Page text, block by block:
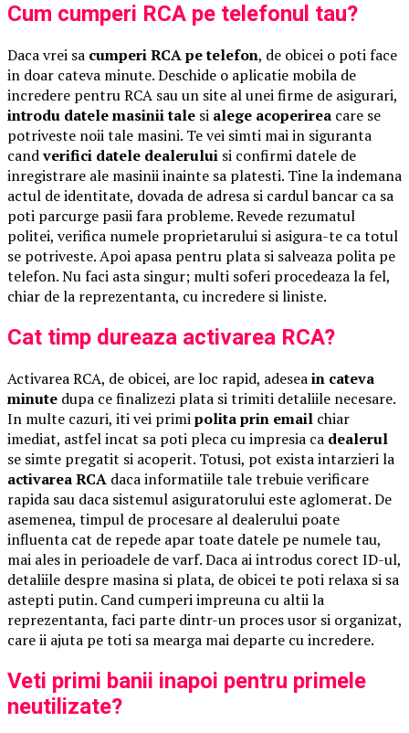
Cum cumperi RCA pe telefonul tau?
Daca vrei sa cumperi RCA pe telefon, de obicei o poti face
in doar cateva minute. Deschide o aplicatie mobila de
incredere pentru RCA sau un site al unei firme de asigurari,
introdu datele masinii tale si alege acoperirea care se
potriveste noii tale masini. Te vei simti mai in siguranta
candverifici datele dealerului si confirmi datele de
inregistrare ale masinii inainte sa platesti. Tine la indemana
actul de identitate, dovada de adresa si cardul bancar ca sa
poti parcurge pasii fara probleme. Revede rezumatul
politei, verifica numele proprietarului si asigura-te ca totul
se potriveste. Apoi apasa pentru plata si salveaza polita pe
telefon. Nu faci asta singur; multi soferi procedeaza la fel,
chiar de la reprezentanta, cu incredere si liniste.
Cat timp dureaza activarea RCA?
Activarea RCA, de obicei, are loc rapid, adeseain cateva
minute dupa ce finalizezi plata si trimiti detaliile necesare.
In multe cazuri, iti vei primipolita prin email chiar
imediat, astfel incat sa poti pleca cu impresia ca dealerul
se simte pregatit si acoperit. Totusi, pot exista intarzieri la
activarea RCA daca informatiile tale trebuie verificare
rapida sau daca sistemul asiguratorului este aglomerat. De
asemenea, timpul de procesare al dealerului poate
influenta cat de repede apar toate datele pe numele tau,
mai ales in perioadele de varf. Daca ai introdus corect ID-ul,
detaliile despre masina si plata, de obicei te poti relaxa si sa
astepti putin. Cand cumperi impreuna cu altii la
reprezentanta, faci parte dintr-un proces usor si organizat,
care ii ajuta pe toti sa mearga mai departe cu incredere.
Veti primi banii inapoi pentru primele
neutilizate?